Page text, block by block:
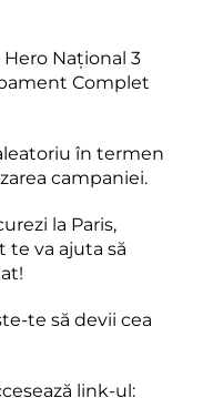
Național 3
Complet
în termen
campaniei.
la Paris,
te va ajuta să
te să devii cea
link-ul: